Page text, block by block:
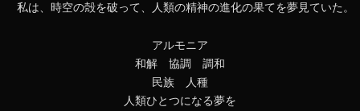
私は、時空の殻を破って、人類の精神の進化の果てを夢見ていた。
アルモニア
和解 協調 調和
民族 人種
人類ひとつになる夢を